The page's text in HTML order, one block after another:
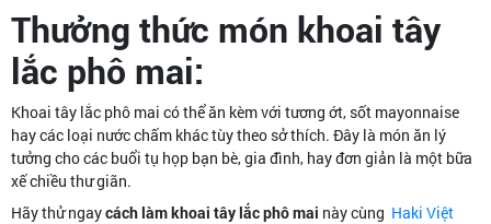
Thưởng thức món khoai tây
lắc phô mai:
Khoai tây lắc phô mai có thể ăn kèm với tương ớt, sốt mayonnaise
hay các loại nước chấm khác tùy theo sở thích. Đây là món ăn lý
tưởng cho các buổi tụ họp bạn bè, gia đình, hay đơn giản là một bữa
xế chiều thư giãn.
Hãy thử ngaycách làm khoai tây lắc phô mai này cùng Haki Việt